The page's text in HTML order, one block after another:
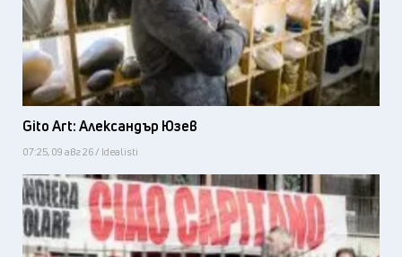
Gito Art: Александър Юзев
07:25, 09 авг 26 / Idealisti